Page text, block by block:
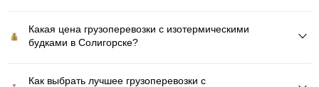
Какая цена грузоперевозки с изотермическими
будками в Солигорске?
Как выбрать лучшее грузоперевозки с